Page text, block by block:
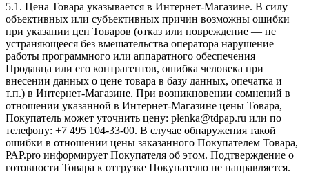
5.1. Цена Товара указывается в Интернет-Магазине. В силу
объективных или субъективных причин возможны ошибки
при указании цен Товаров (отказ или повреждение — не
устраняющееся без вмешательства оператора нарушение
работы программного или аппаратного обеспечения
Продавца или его контрагентов, ошибка человека при
внесении данных о цене товара в базу данных, опечатка и
т.п.) в Интернет-Магазине. При возникновении сомнений в
отношении указанной в Интернет-Магазине цены Товара,
Покупатель может уточнить цену: plenka@tdpap.ru или по
телефону: +7 495 104-33-00. В случае обнаружения такой
ошибки в отношении цены заказанного Покупателем Товара,
РАР.pro информирует Покупателя об этом. Подтверждение о
готовности Товара к отгрузке Покупателю не направляется.